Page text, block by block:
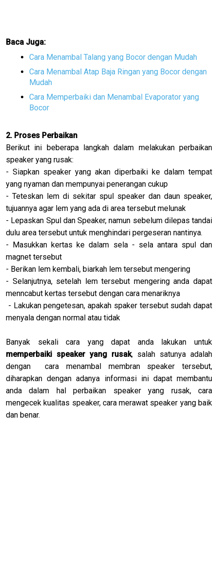
Baca Juga:
Cara Menambal Talang yang Bocor dengan Mudah
Cara Menambal Atap Baja Ringan yang Bocor dengan
Mudah
Cara Memperbaiki dan Menambal Evaporator yang
Bocor
2. Proses Perbaikan
Berikut ini beberapa langkah dalam melakukan perbaikan
speaker yang rusak:
- Siapkan speaker yang akan diperbaiki ke dalam tempat
yang nyaman dan mempunyai penerangan cukup
- Teteskan lem di sekitar spul speaker dan daun speaker,
tujuannya agar lem yang ada di area tersebut melunak
- Lepaskan Spul dan Speaker, namun sebelum dilepas tandai
dulu area tersebut untuk menghindari pergeseran nantinya.
- Masukkan kertas ke dalam sela - sela antara spul dan
magnet tersebut
- Berikan lem kembali, biarkah lem tersebut mengering
- Selanjutnya, setelah lem tersebut mengering anda dapat
menncabut kertas tersebut dengan cara menariknya
- Lakukan pengetesan, apakah spaker tersebut sudah dapat
menyala dengan normal atau tidak
Banyak sekali cara yang dapat anda lakukan untuk
memperbaiki speaker yang rusak, salah satunya adalah
dengan cara menambal membran speaker tersebut,
diharapkan dengan adanya informasi ini dapat membantu
anda dalam hal perbaikan speaker yang rusak, cara
mengecek kualitas speaker, cara merawat speaker yang baik
dan benar.